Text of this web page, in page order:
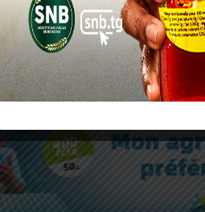
meilleur
à l’approche